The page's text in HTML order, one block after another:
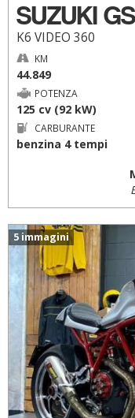
SUZUKI
K6 VIDEO 360
KM
44.849
POTENZA
125 cv (92 kW)
CARBURANTE
benzina 4 tempi
5 immagini